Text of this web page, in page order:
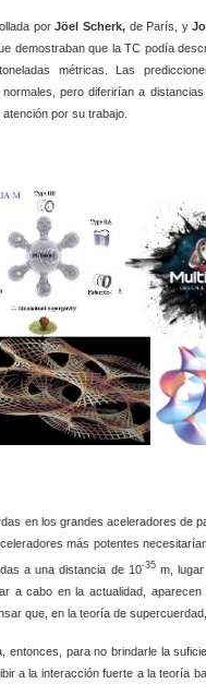
porJöel Scherk,de París, y
demostraban que la TC podía
métricas. Las
pero diferirían a
por su trabajo.
en los grandes aceleradores de
más potentes
a una distancia de 10-35 m,
a cabo en la actualidad,
que, en la teoría de
entonces, para no brindarle la
a la interacción fuerte a la teoría